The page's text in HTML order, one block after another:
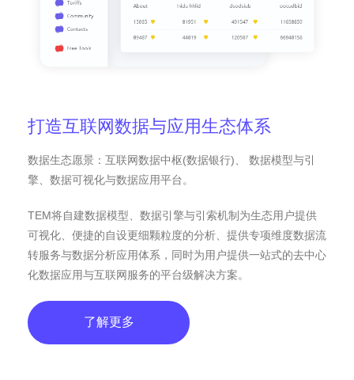
打造互联网数据与应用生态体系
数据生态愿景：互联网数据中枢(数据银行)、 数据模型与引
擎、数据可视化与数据应用平台。
TEM将自建数据模型、数据引擎与引索机制为生态用户提供
可视化、便捷的自设更细颗粒度的分析、提供专项维度数据流
转服务与数据分析应用体系，同时为用户提供一站式的去中心
化数据应用与互联网服务的平台级解决方案。
了解更多